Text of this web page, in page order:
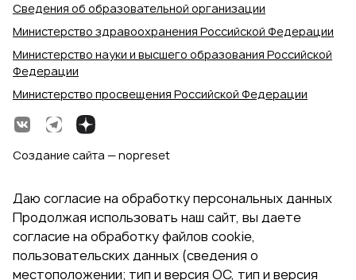
Сведения об образовательной организации
Министерство здравоохранения Российской Федерации
Министерство науки и высшего образования Российской
Федерации
Министерство просвещения Российской Федерации
Создание сайта — nopreset
Даю согласие на обработку персональных данных
Продолжая использовать наш сайт, вы даете
согласие на обработку файлов cookie,
пользовательских данных (сведения о
местоположении; тип и версия ОС, тип и версия